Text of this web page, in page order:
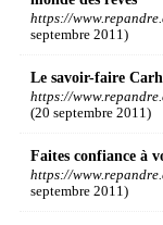
https://
septembre 2011)
Le savoir-faire
https://
(20 septembre 2011)
Faites confiance à
https://
septembre 2011)